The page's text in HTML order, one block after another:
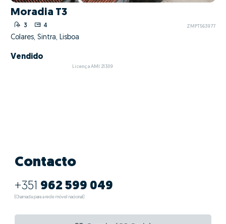
Moradia T3
3 4 ZMPT563977
Colares, Sintra, Lisboa
Vendido
Licença AMI 21309
Contacto
+351 962 599 049
(Chamada para a rede móvel nacional)